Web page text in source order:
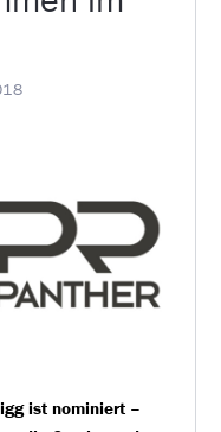
ist nominiert –